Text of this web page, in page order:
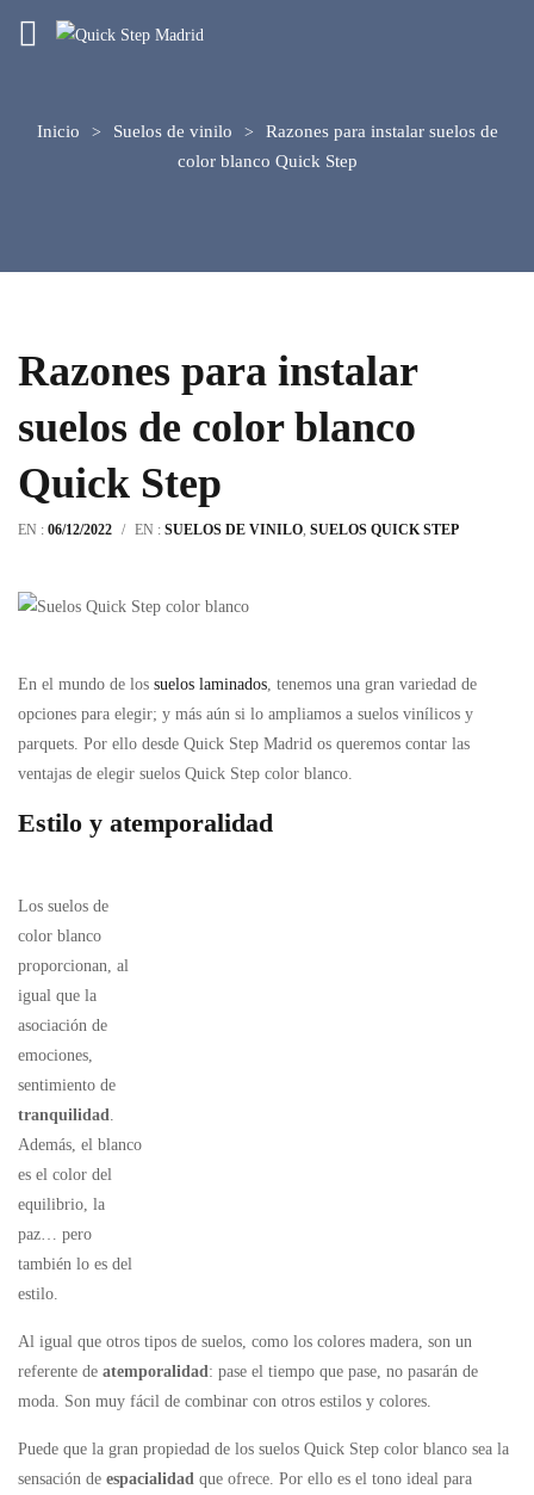
Inicio Suelos de vinilo
Razones para instalar suelos de
color blanco Quick Step
Razones para instalar
suelos de color blanco
Quick Step
EN : 06/12/2022 / EN : SUELOS DE VINILO, SUELOS QUICK STEP
En el mundo de los suelos laminados, tenemos una gran variedad de
opciones para elegir; y más aún si lo ampliamos a suelos vinílicos y
parquets. Por ello desde Quick Step Madrid os queremos contar las
ventajas de elegir suelos Quick Step color blanco.
Estilo y atemporalidad
Los suelos de
color blanco
proporcionan, al
igual que la
asociación de
emociones,
sentimiento de
tranquilidad.
Además, el blanco
es el color del
equilibrio, la
paz… pero
también lo es del
estilo.
Al igual que otros tipos de suelos, como los colores madera, son un
referente de atemporalidad: pase el tiempo que pase, no pasarán de
moda. Son muy fácil de combinar con otros estilos y colores.
Puede que la gran propiedad de los suelos Quick Step color blanco sea la
sensación de espacialidad que ofrece. Por ello es el tono ideal para